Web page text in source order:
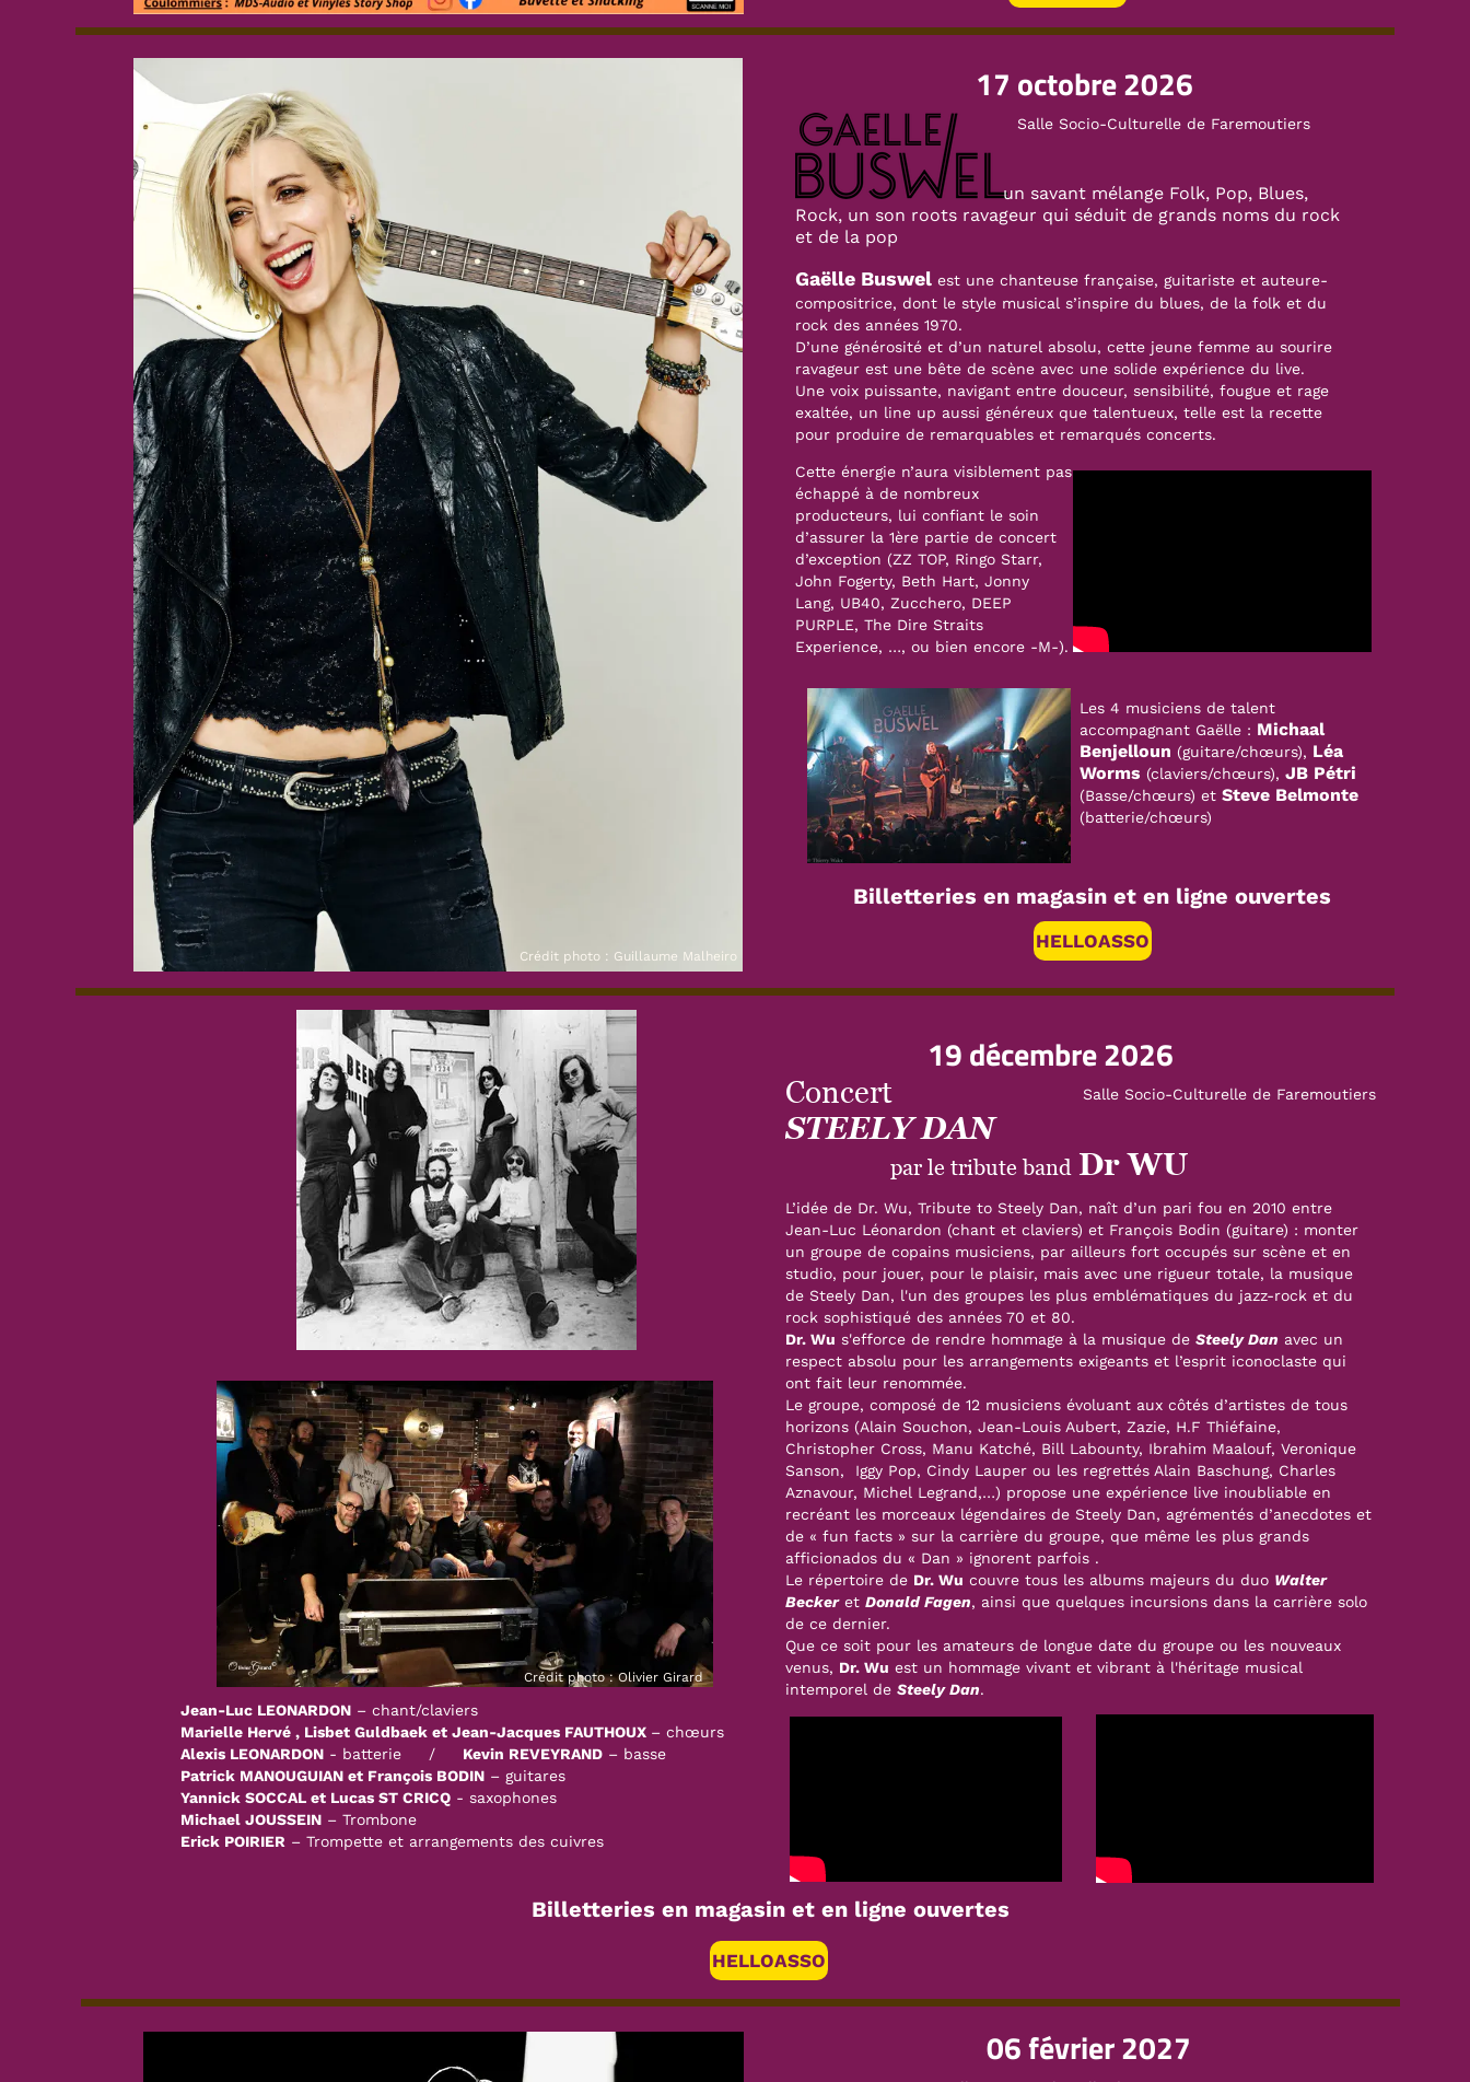
17 octobre 2026
Salle Socio-Culturelle de Faremoutiers
un savant mélange Folk, Pop, Blues,
Rock, un son roots ravageur qui séduit de grands noms du rock
et de la pop
Gaëlle Buswel est une chanteuse française, guitariste et auteure-
compositrice, dont le style musical s’inspire du blues, de la folk et du
rock des années 1970.
D’une générosité et d’un naturel absolu, cette jeune femme au sourire
ravageur est une bête de scène avec une solide expérience du live.
Une voix puissante, navigant entre douceur, sensibilité, fougue et rage
exaltée, un line up aussi généreux que talentueux, telle est la recette
pour produire de remarquables et remarqués concerts.
Cette énergie n’aura visiblement pas
échappé à de nombreux
producteurs, lui confiant le soin
d’assurer la 1ère partie de concert
d’exception (ZZ TOP, Ringo Starr,
John Fogerty, Beth Hart, Jonny
Lang, UB40, Zucchero, DEEP
PURPLE, The Dire Straits
Experience, …, ou bien encore -M-).
Les 4 musiciens de talent
accompagnant Gaëlle : Michaal
Benjelloun (guitare/chœurs), Léa
Worms (claviers/chœurs), JB Pétri
(Basse/chœurs) et Steve Belmonte
(batterie/chœurs)
Billetteries en magasin et en ligne ouvertes
HELLOASSO
Crédit photo : Guillaume Malheiro
19 décembre 2026
Salle Socio-Culturelle de Faremoutiers
Concert
STEELY DAN
par le tribute band Dr WU
L’idée de Dr. Wu, Tribute to Steely Dan, naît d’un pari fou en 2010 entre
Jean-Luc Léonardon (chant et claviers) et François Bodin (guitare) : monter
un groupe de copains musiciens, par ailleurs fort occupés sur scène et en
studio, pour jouer, pour le plaisir, mais avec une rigueur totale, la musique
de Steely Dan, l'un des groupes les plus emblématiques du jazz-rock et du
rock sophistiqué des années 70 et 80.
Dr. Wu s'efforce de rendre hommage à la musique de Steely Dan avec un
respect absolu pour les arrangements exigeants et l’esprit iconoclaste qui
ont fait leur renommée.
Le groupe, composé de 12 musiciens évoluant aux côtés d’artistes de tous
horizons (Alain Souchon, Jean-Louis Aubert, Zazie, H.F Thiéfaine,
Christopher Cross, Manu Katché, Bill Labounty, Ibrahim Maalouf, Veronique
Sanson, Iggy Pop, Cindy Lauper ou les regrettés Alain Baschung, Charles
Aznavour, Michel Legrand,…) propose une expérience live inoubliable en
recréant les morceaux légendaires de Steely Dan, agrémentés d’anecdotes et
de « fun facts » sur la carrière du groupe, que même les plus grands
afficionados du « Dan » ignorent parfois .
Le répertoire de Dr. Wu couvre tous les albums majeurs du duo Walter
Beckeret Donald Fagen, ainsi que quelques incursions dans la carrière solo
de ce dernier.
Que ce soit pour les amateurs de longue date du groupe ou les nouveaux
venus, Dr. Wu est un hommage vivant et vibrant à l'héritage musical
intemporel de Steely Dan.
Crédit photo : Olivier Girard
Jean-Luc LEONARDON – chant/claviers
Marielle Hervé , Lisbet Guldbaek et Jean-Jacques FAUTHOUX – chœurs
Alexis LEONARDON - batterie / Kevin REVEYRAND – basse
Patrick MANOUGUIAN et François BODIN – guitares
Yannick SOCCAL et Lucas ST CRICQ - saxophones
Michael JOUSSEIN – Trombone
Erick POIRIER – Trompette et arrangements des cuivres
Billetteries en magasin et en ligne ouvertes
HELLOASSO
06 février 2027